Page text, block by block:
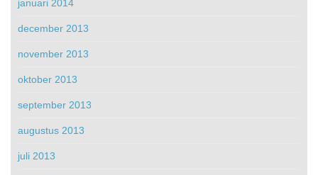
januari 2014
december 2013
november 2013
oktober 2013
september 2013
augustus 2013
juli 2013